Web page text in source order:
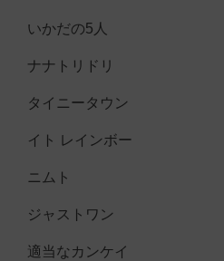
いかだの5人
ナナトリドリ
タイニータウン
イト レインボー
ニムト
ジャストワン
適当なカンケイ